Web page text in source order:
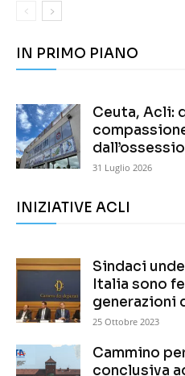
IN PRIMO PIANO
Ceuta, Acli:
31 Luglio 2026
INIZIATIVE ACLI
Sindaci
Italia sono
generazioni
25 Ottobre 2023
Cammino
conclusiva